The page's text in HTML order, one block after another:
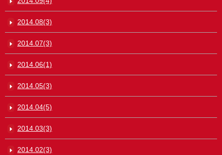
2014.08(3)
2014.07(3)
2014.06(1)
2014.05(3)
2014.04(5)
2014.03(3)
2014.02(3)